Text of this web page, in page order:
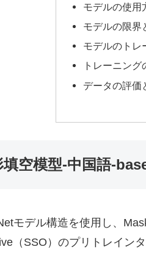
モデルの使用
モデルの限界
モデルのトレ
トレーニング
データの評価
空模型-中国語-
モデル構造を使用し、
（SSO）のプリトレイン